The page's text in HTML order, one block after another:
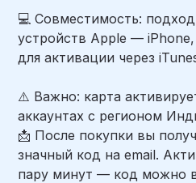
💻 Совместимость:
устройств Apple —
для активации через
⚠️ Важно: карта
аккаунтах с регионом
📩 После покупки вы
значный код на email.
пару минут — код можно